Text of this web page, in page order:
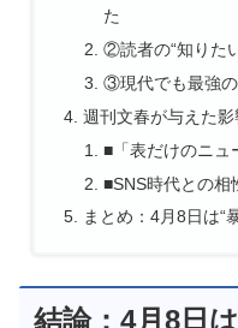
た
②読者の“知りた
③現代でも最強
週刊文春が与えた影
■「表だけのニュ
■SNS時代との相
まとめ：4月8日は“
結論：4月8日